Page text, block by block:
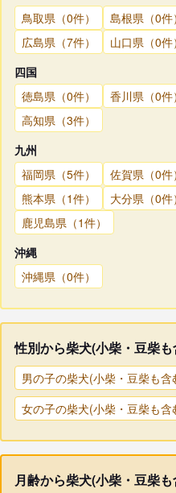
鳥取県（0件）
島根県（0件）
広島県（7件）
山口県（0件）
四国
徳島県（0件）
香川県（0件）
高知県（3件）
九州
福岡県（5件）
佐賀県（0件）
熊本県（1件）
大分県（0件）
鹿児島県（1件）
沖縄
沖縄県（0件）
性別から柴犬(小柴・豆柴
男の子の柴犬(小柴・豆柴も含
女の子の柴犬(小柴・豆柴も含
月齢から柴犬(小柴・豆柴